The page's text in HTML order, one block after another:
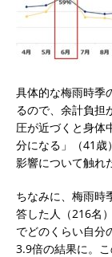
具体的な梅雨時季
るので、余計負担
圧が近づくと身体
分になる」（41歳
影響について触れ
ちなみに、梅雨時
答した人（216名
でどのくらい自分
3.9倍の結果に。こ